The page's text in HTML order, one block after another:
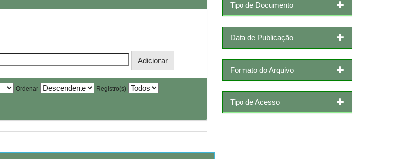
Ordenar Registro(s)
Tipo de Documento
Data de Publicação
Formato do Arquivo
Tipo de Acesso